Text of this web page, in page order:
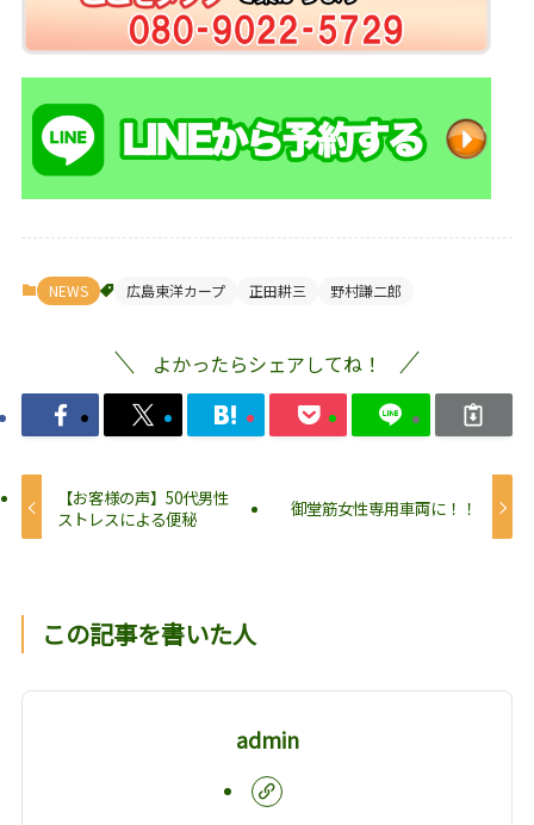
NEWS 広島東洋カープ 正田耕三 野村謙二郎
よかったらシェアしてね！
【お客様の声】50代男性
ストレスによる便秘
御堂筋女性専用車両に！！
この記事を書いた人
admin